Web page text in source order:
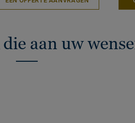
programma.
aan uw